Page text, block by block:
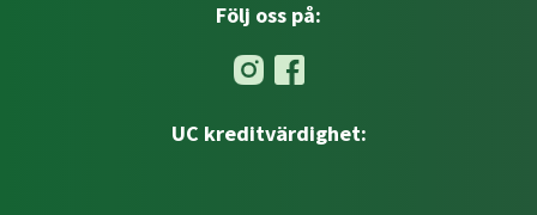
Följ oss på:
UC kreditvärdighet: